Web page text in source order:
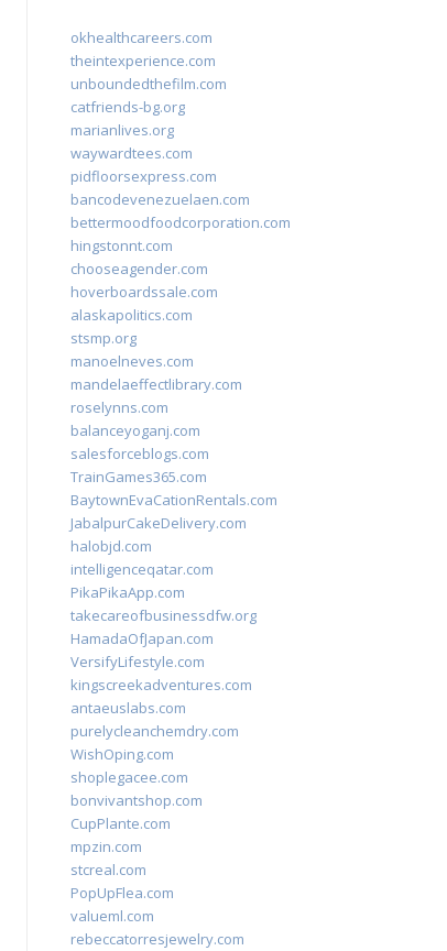
okhealthcareers.com
theintexperience.com
unboundedthefilm.com
catfriends-bg.org
marianlives.org
waywardtees.com
pidfloorsexpress.com
bancodevenezuelaen.com
bettermoodfoodcorporation.com
hingstonnt.com
chooseagender.com
hoverboardssale.com
alaskapolitics.com
stsmp.org
manoelneves.com
mandelaeffectlibrary.com
roselynns.com
balanceyoganj.com
salesforceblogs.com
TrainGames365.com
BaytownEvaCationRentals.com
JabalpurCakeDelivery.com
halobjd.com
intelligenceqatar.com
PikaPikaApp.com
takecareofbusinessdfw.org
HamadaOfJapan.com
VersifyLifestyle.com
kingscreekadventures.com
antaeuslabs.com
purelycleanchemdry.com
WishOping.com
shoplegacee.com
bonvivantshop.com
CupPlante.com
mpzin.com
stcreal.com
PopUpFlea.com
valueml.com
rebeccatorresjewelry.com